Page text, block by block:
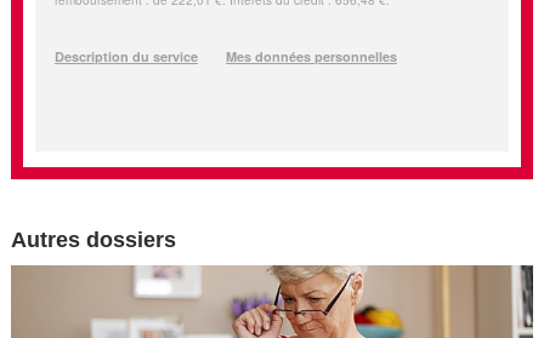
Autres dossiers